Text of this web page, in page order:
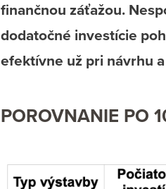
finančnou záťažou.
dodatočné investície
efektívne už pri návrhu
POROVNANIE PO